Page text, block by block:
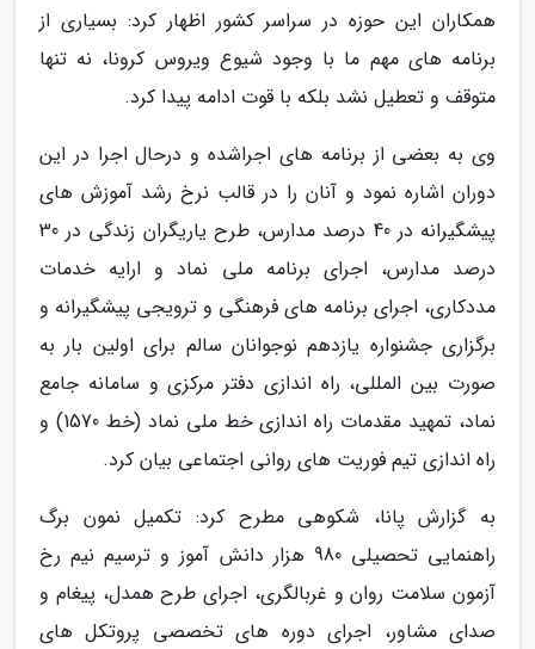
همکاران این حوزه در سراسر کشور اظهار کرد: بسیاری از
برنامه های مهم ما با وجود شیوع ویروس کرونا، نه تنها
متوقف و تعطیل نشد بلکه با قوت ادامه پیدا کرد.
وی به بعضی از برنامه های اجراشده و درحال اجرا در این
دوران اشاره نمود و آنان را در قالب نرخ رشد آموزش های
پیشگیرانه در 40 درصد مدارس، طرح یاریگران زندگی در 30
درصد مدارس، اجرای برنامه ملی نماد و ارایه خدمات
مددکاری، اجرای برنامه های فرهنگی و ترویجی پیشگیرانه و
برگزاری جشنواره یازدهم نوجوانان سالم برای اولین بار به
صورت بین المللی، راه اندازی دفتر مرکزی و سامانه جامع
نماد، تمهید مقدمات راه اندازی خط ملی نماد (خط 1570) و
راه اندازی تیم فوریت های روانی اجتماعی بیان کرد.
به گزارش پانا، شکوهی مطرح کرد: تکمیل نمون برگ
راهنمایی تحصیلی 980 هزار دانش آموز و ترسیم نیم رخ
آزمون سلامت روان و غربالگری، اجرای طرح همدل، پیغام و
صدای مشاور، اجرای دوره های تخصصی پروتکل های